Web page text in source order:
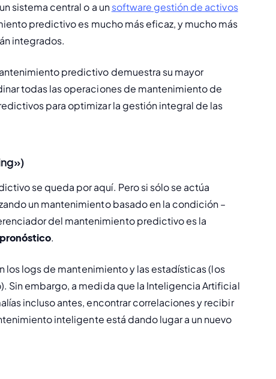
sistema central o a un software gestión de activos
predictivo es mucho más eficaz, y mucho más
integrados.
predictivo demuestra su mayor
todas las operaciones de mantenimiento de
para optimizar la gestión integral de las
se queda por aquí. Pero si sólo se actúa
un mantenimiento basado en la condición –
del mantenimiento predictivo es la
.
los logs de mantenimiento y las estadísticas (los
Sin embargo, a medida que la Inteligencia Artificial
incluso antes, encontrar correlaciones y recibir
inteligente está dando lugar a un nuevo